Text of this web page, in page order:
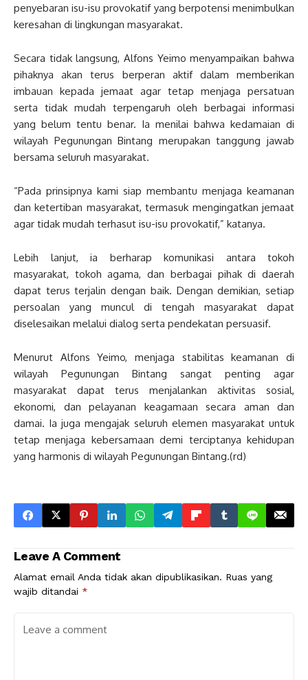
penyebaran isu-isu provokatif yang berpotensi menimbulkan
keresahan di lingkungan masyarakat.
Secara tidak langsung, Alfons Yeimo menyampaikan bahwa
pihaknya akan terus berperan aktif dalam memberikan
imbauan kepada jemaat agar tetap menjaga persatuan
serta tidak mudah terpengaruh oleh berbagai informasi
yang belum tentu benar. Ia menilai bahwa kedamaian di
wilayah Pegunungan Bintang merupakan tanggung jawab
bersama seluruh masyarakat.
“Pada prinsipnya kami siap membantu menjaga keamanan
dan ketertiban masyarakat, termasuk mengingatkan jemaat
agar tidak mudah terhasut isu-isu provokatif,” katanya.
Lebih lanjut, ia berharap komunikasi antara tokoh
masyarakat, tokoh agama, dan berbagai pihak di daerah
dapat terus terjalin dengan baik. Dengan demikian, setiap
persoalan yang muncul di tengah masyarakat dapat
diselesaikan melalui dialog serta pendekatan persuasif.
Menurut Alfons Yeimo, menjaga stabilitas keamanan di
wilayah Pegunungan Bintang sangat penting agar
masyarakat dapat terus menjalankan aktivitas sosial,
ekonomi, dan pelayanan keagamaan secara aman dan
damai. Ia juga mengajak seluruh elemen masyarakat untuk
tetap menjaga kebersamaan demi terciptanya kehidupan
yang harmonis di wilayah Pegunungan Bintang.(rd)
Leave A Comment
Alamat email Anda tidak akan dipublikasikan. Ruas yang
wajib ditandai *